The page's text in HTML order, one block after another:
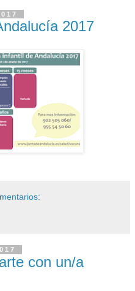
2017
con un/a